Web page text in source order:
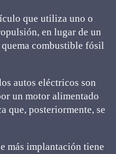
que utiliza uno o
en lugar de un
combustible fósil
autos eléctricos son
un motor alimentado
que, posteriormente, se
más implantación tiene